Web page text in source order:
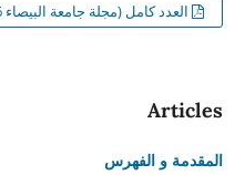
العدد كامل (مجلة جامعة البيصاء 6
Articles
المقدمة و الفهرس